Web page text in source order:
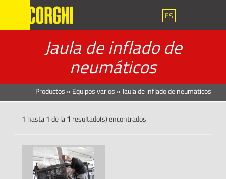
ES
Jaula de inflado de
neumáticos
Productos » Equipos varios » Jaula de inflado de neumáticos
1 hasta 1 de la1 resultado(s) encontrados